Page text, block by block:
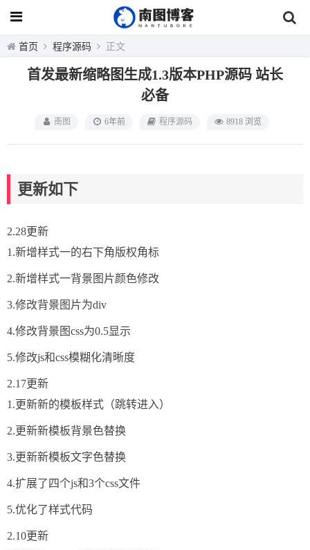
首页 程序源码 正文
首发最新缩略图生成1.3版本PHP源码 站长
必备
南图 6年前 程序源码 8918 浏览
更新如下
2.28更新
1.新增样式一的右下角版权角标
2.新增样式一背景图片颜色修改
3.修改背景图片为div
4.修改背景图css为0.5显示
5.修改js和css模糊化清晰度
2.17更新
1.更新新的模板样式（跳转进入）
2.更新新模板背景色替换
3.更新新模板文字色替换
4.扩展了四个js和3个css文件
5.优化了样式代码
2.10更新